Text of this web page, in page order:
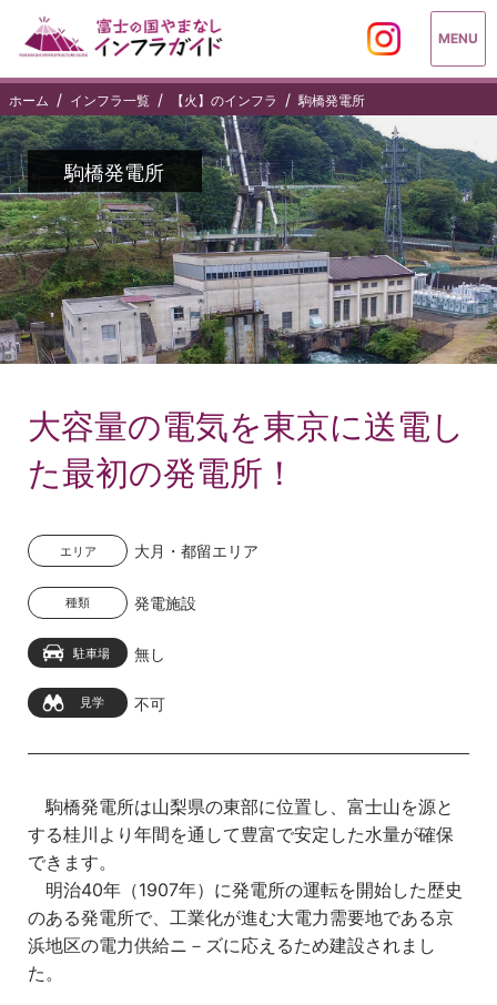
MENU
ホーム インフラ一覧 【火】のインフラ 駒橋発電所
駒橋発電所
大容量の電気を東京に送電し
た最初の発電所！
エリア 大月・都留エリア
種類 発電施設
駐車場 無し
見学 不可
駒橋発電所は山梨県の東部に位置し、富士山を源と
する桂川より年間を通して豊富で安定した水量が確保
できます。
明治40年（1907年）に発電所の運転を開始した歴史
のある発電所で、工業化が進む大電力需要地である京
浜地区の電力供給ニ－ズに応えるため建設されまし
た。